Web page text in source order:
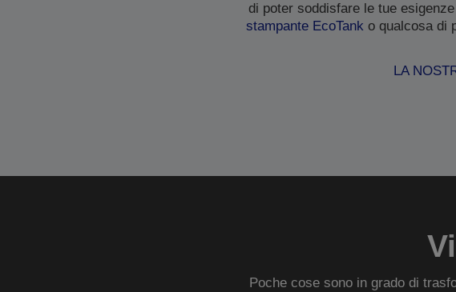
di poter soddisfare le tue
stampante EcoTank o qualcosa di
LA
Poche cose sono in grado di